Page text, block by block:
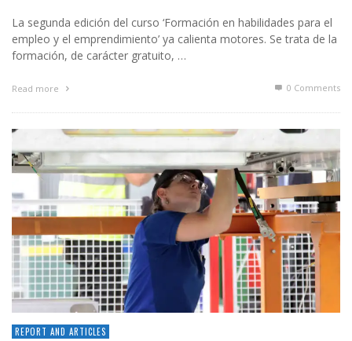
La segunda edición del curso ‘Formación en habilidades para el
empleo y el emprendimiento’ ya calienta motores. Se trata de la
formación, de carácter gratuito, …
Read more 0 Comments
REPORT AND ARTICLES